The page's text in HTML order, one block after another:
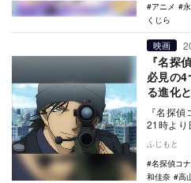
アニメ
くじら
映画
『名探
必見の
る進化
『名探
21時より
場版最新
ふじもと
名探偵コ
和佳奈
高